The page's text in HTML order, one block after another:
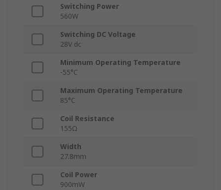
Switching Power
560W
Switching DC Voltage
28V dc
Minimum Operating Temperature
-55°C
Maximum Operating Temperature
85°C
Coil Resistance
155Ω
Width
27.8mm
Coil Power
900mW